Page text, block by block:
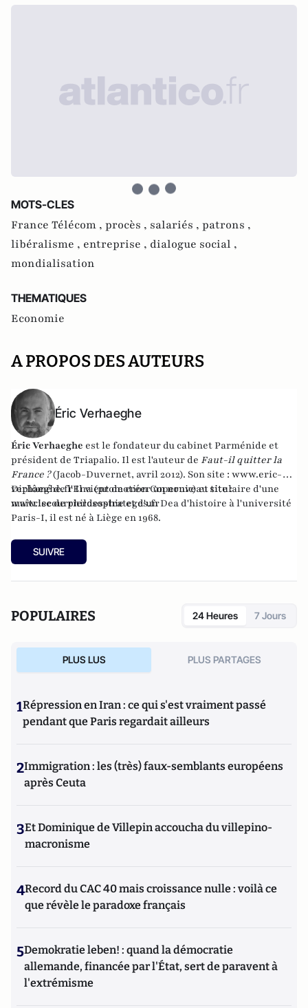
MOTS-CLES
France Télécom , procès , salariés , patrons ,
libéralisme , entreprise , dialogue social ,
mondialisation
THEMATIQUES
Economie
A PROPOS DES AUTEURS
Éric Verhaeghe
Éric Verhaeghe est le fondateur du cabinet Parménide et
président de Triapalio. Il est l'auteur de Faut-il quitter la
France ?(Jacob-Duvernet, avril 2012). Son site : www.eric-
verhaeghe.frIl vient de créer un nouveau site :
www.lecourrierdesstrateges.fr
Diplômé de l'Ena (promotion Copernic) et titulaire d'une
maîtrise de philosophie et d'un Dea d'histoire à l'université
Paris-I, il est né à Liège en 1968.
SUIVRE
POPULAIRES 24 Heures 7 Jours
PLUS LUS PLUS PARTAGES
1Répression en Iran : ce qui s'est vraiment passé
pendant que Paris regardait ailleurs
2Immigration : les (très) faux-semblants européens
après Ceuta
3Et Dominique de Villepin accoucha du villepino-
macronisme
4Record du CAC 40 mais croissance nulle : voilà ce
que révèle le paradoxe français
5Demokratie leben! : quand la démocratie
allemande, financée par l'État, sert de paravent à
l'extrémisme